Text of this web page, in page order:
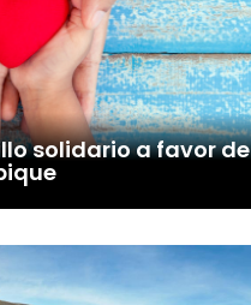
solidario a favor de